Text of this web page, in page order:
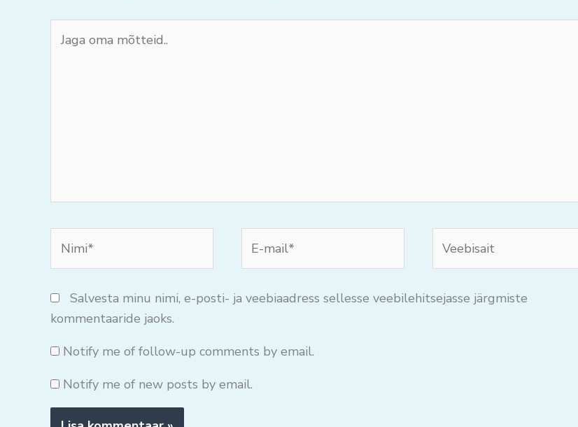
oma
mail*
Salvesta minu nimi, e-posti- ja veebiaadress sellesse veebilehitsejasse järgmiste
kommentaaride jaoks.
Notify me of follow-up comments by email.
Notify me of new posts by email.